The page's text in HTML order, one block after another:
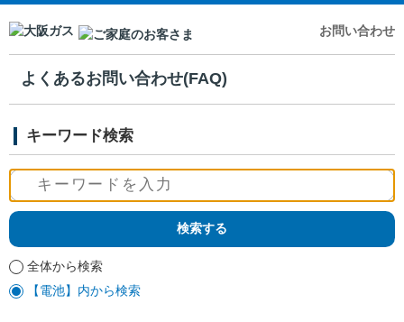
お問い合わせ
よくあるお問い合わせ(FAQ)
キーワード検索
全体から検索
【電池】内から検索